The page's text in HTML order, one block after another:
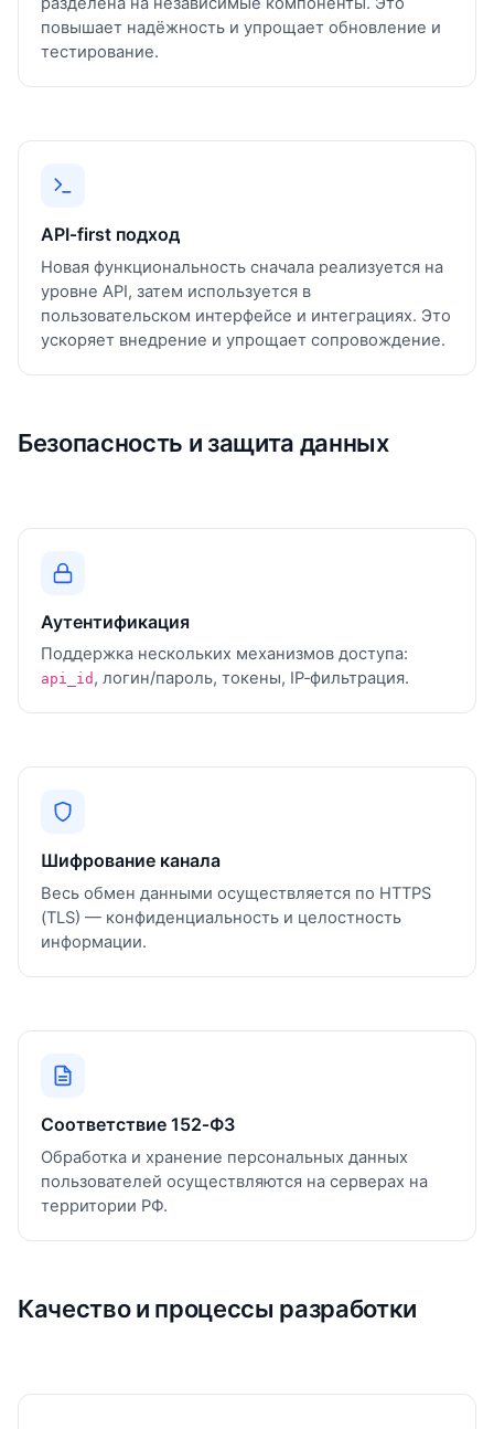
повышает надёжность и упрощает обновление и
тестирование.
API‑first подход
Новая функциональность сначала реализуется на
уровне API, затем используется в
пользовательском интерфейсе и интеграциях. Это
ускоряет внедрение и упрощает сопровождение.
Безопасность и защита данных
Аутентификация
Поддержка нескольких механизмов доступа:
api_id , логин/пароль, токены, IP‑фильтрация.
Шифрование канала
Весь обмен данными осуществляется по HTTPS
(TLS) — конфиденциальность и целостность
информации.
Соответствие 152‑ФЗ
Обработка и хранение персональных данных
пользователей осуществляются на серверах на
территории РФ.
Качество и процессы разработки